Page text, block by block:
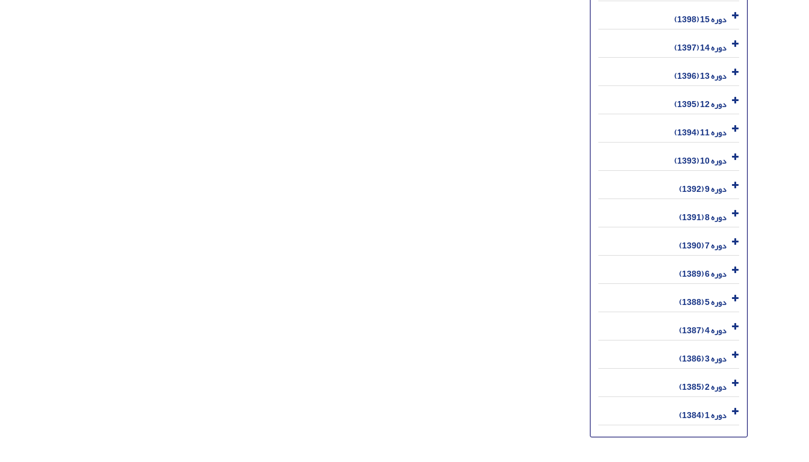
دوره 15 (1398)
دوره 14 (1397)
دوره 13 (1396)
دوره 12 (1395)
دوره 11 (1394)
دوره 10 (1393)
دوره 9 (1392)
دوره 8 (1391)
دوره 7 (1390)
دوره 6 (1389)
دوره 5 (1388)
دوره 4 (1387)
دوره 3 (1386)
دوره 2 (1385)
دوره 1 (1384)